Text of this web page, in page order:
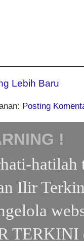
Lebih Baru
Posting
!
hatilah
Ilir
TERKINI